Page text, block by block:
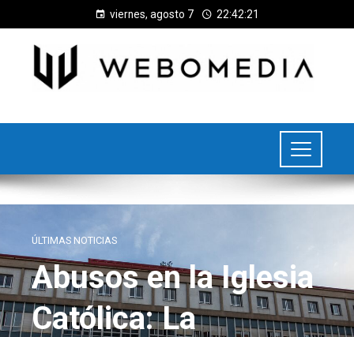
viernes, agosto 7 22:42:21
ÚLTIMAS NOTICIAS
Abusos en la Iglesia
Católica: La